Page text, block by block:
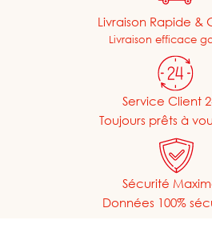
Livraison Rapide &
Livraison efficace
Service Client
Toujours prêts à
Sécurité
Données 100%